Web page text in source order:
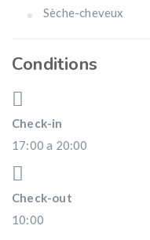
Sèche-cheveux
Conditions
Check-in
17:00 a 20:00
Check-out
10:00